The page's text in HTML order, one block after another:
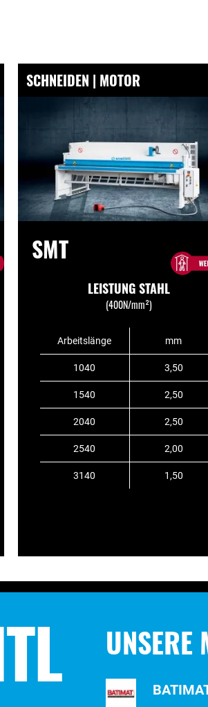
SCHNEIDEN | MOTOR
SMT
LEISTUNG STAHL
(400N/mm²)
Arbeitslänge mm
1040 3,50
1540 2,50
2040 2,50
2540 2,00
3140 1,50
UNSERE